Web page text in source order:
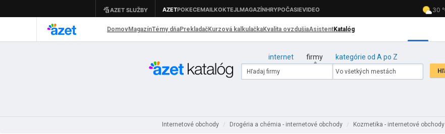
internet firmy kategórie od A po Z
Internetové obchody / Drogéria a chémia - internetové obchody / Kozmetika - internetové obchody